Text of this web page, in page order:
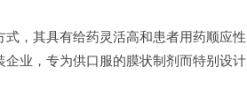
，其具有给药灵活高和患者用药顺应性
业，专为供口服的膜状制剂而特别设计